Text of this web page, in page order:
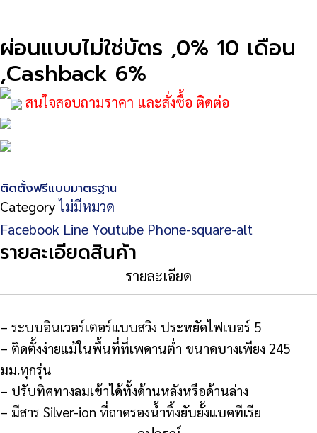
ผ่อนแบบไม่ใช่บัตร ,0% 10 เดือน
,Cashback 6%
สนใจสอบถามราคา และสั่งซื้อ ติดต่อ
ติดตั้งฟรีแบบมาตรฐาน
Categoryไม่มีหมวด
Facebook LineYoutube Phone-square-alt
รายละเอียดสินค้า
รายละเอียด
– ระบบอินเวอร์เตอร์แบบสวิง ประหยัดไฟเบอร์ 5
– ติดตั้งง่ายแม้ในพื้นที่ที่เพดานต่ำ ขนาดบางเพียง 245
มม.ทุกรุ่น
– ปรับทิศทางลมเข้าได้ทั้งด้านหลังหรือด้านล่าง
– มีสาร Silver-ion ที่ถาดรองน้ำทิ้งยับยั้งแบคทีเรีย